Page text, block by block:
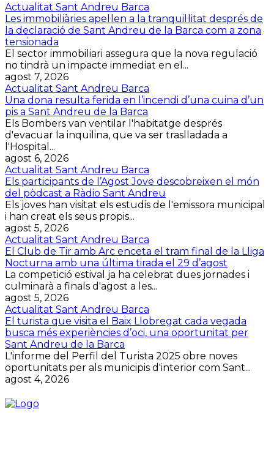
Actualitat Sant Andreu Barca
Les immobiliàries apel·len a la tranquil·litat després de
la declaració de Sant Andreu de la Barca com a zona
tensionada
El sector immobiliari assegura que la nova regulació
no tindrà un impacte immediat en el...
agost 7, 2026
Actualitat Sant Andreu Barca
Una dona resulta ferida en l’incendi d’una cuina d’un
pis a Sant Andreu de la Barca
Els Bombers van ventilar l'habitatge després
d'evacuar la inquilina, que va ser traslladada a
l'Hospital...
agost 6, 2026
Actualitat Sant Andreu Barca
Els participants de l’Agost Jove descobreixen el món
del pòdcast a Ràdio Sant Andreu
Els joves han visitat els estudis de l'emissora municipal
i han creat els seus propis...
agost 5, 2026
Actualitat Sant Andreu Barca
El Club de Tir amb Arc enceta el tram final de la Lliga
Nocturna amb una última tirada el 29 d’agost
La competició estival ja ha celebrat dues jornades i
culminarà a finals d'agost a les...
agost 5, 2026
Actualitat Sant Andreu Barca
El turista que visita el Baix Llobregat cada vegada
busca més experiències d’oci, una oportunitat per
Sant Andreu de la Barca
L'informe del Perfil del Turista 2025 obre noves
oportunitats per als municipis d'interior com Sant...
agost 4, 2026